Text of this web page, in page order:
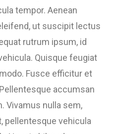
tempor. Aenean
ut suscipit lectus
rutrum ipsum, id
Quisque feugiat
Fusce efficitur et
accumsan
Vivamus nulla sem,
pellentesque vehicula